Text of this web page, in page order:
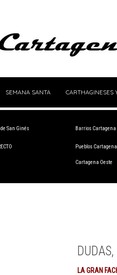
SEMANA SANTA CARTHAGINESES
San Ginés Barrios Cartagena
Pueblos
Cartagena Oeste
LA GRAN